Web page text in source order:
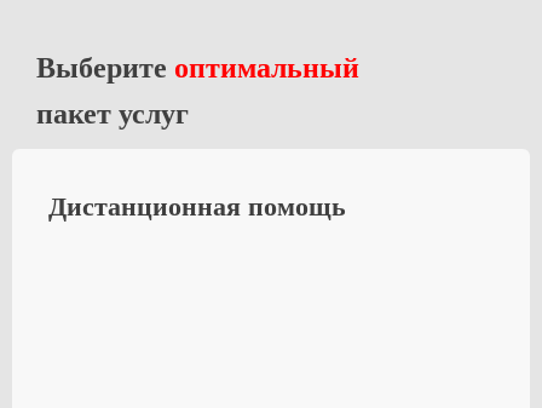
Выберите оптимальный
пакет услуг
Дистанционная помощь